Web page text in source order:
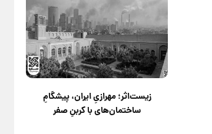
زیست‌اثر؛ مهرازیِ ایران، پیشگامِ
ساختمان‌های با کربنِ صفر